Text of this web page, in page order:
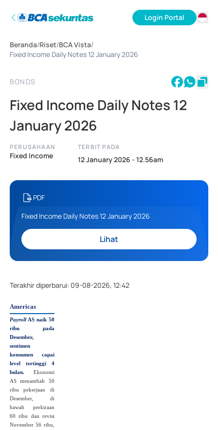
Login Portal
Beranda/Riset/BCA Vista/
Fixed Income Daily Notes 12 January 2026
BONDS
Fixed Income Daily Notes 12
January 2026
PERUSAHAAN
Fixed Income
TERBIT PADA
12 January 2026 - 12.56am
PDF
Fixed Income Daily Notes 12 January 2026
Lihat
Terakhir diperbarui: 09-08-2026, 12:42
Americas
Payroll AS naik 50
ribu pada
Desember,
sentimen
konsumen capai
level tertinggi 4
bulan.
Ekonomi
AS menambah 50
ribu pekerjaan di
Desember, di
bawah perkiraan
60 ribu dan revisi
November 56 ribu,